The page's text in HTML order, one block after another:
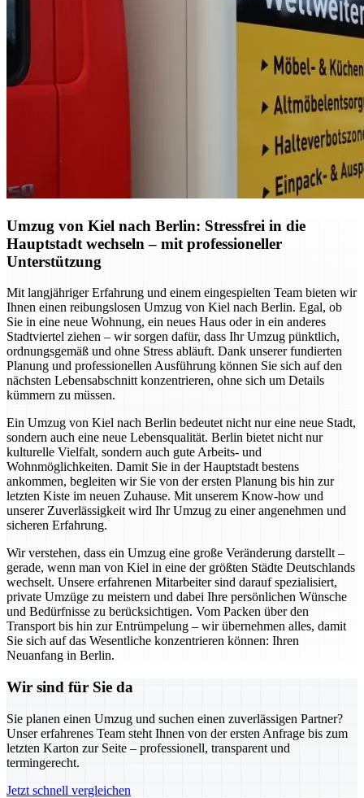
Umzug von Kiel nach Berlin: Stressfrei in die
Hauptstadt wechseln – mit professioneller
Unterstützung
Mit langjähriger Erfahrung und einem eingespielten Team bieten wir
Ihnen einen reibungslosen Umzug von Kiel nach Berlin. Egal, ob
Sie in eine neue Wohnung, ein neues Haus oder in ein anderes
Stadtviertel ziehen – wir sorgen dafür, dass Ihr Umzug pünktlich,
ordnungsgemäß und ohne Stress abläuft. Dank unserer fundierten
Planung und professionellen Ausführung können Sie sich auf den
nächsten Lebensabschnitt konzentrieren, ohne sich um Details
kümmern zu müssen.
Ein Umzug von Kiel nach Berlin bedeutet nicht nur eine neue Stadt,
sondern auch eine neue Lebensqualität. Berlin bietet nicht nur
kulturelle Vielfalt, sondern auch gute Arbeits- und
Wohnmöglichkeiten. Damit Sie in der Hauptstadt bestens
ankommen, begleiten wir Sie von der ersten Planung bis hin zur
letzten Kiste im neuen Zuhause. Mit unserem Know-how und
unserer Zuverlässigkeit wird Ihr Umzug zu einer angenehmen und
sicheren Erfahrung.
Wir verstehen, dass ein Umzug eine große Veränderung darstellt –
gerade, wenn man von Kiel in eine der größten Städte Deutschlands
wechselt. Unsere erfahrenen Mitarbeiter sind darauf spezialisiert,
private Umzüge zu meistern und dabei Ihre persönlichen Wünsche
und Bedürfnisse zu berücksichtigen. Vom Packen über den
Transport bis hin zur Entrümpelung – wir übernehmen alles, damit
Sie sich auf das Wesentliche konzentrieren können: Ihren
Neuanfang in Berlin.
Wir sind für Sie da
Sie planen einen Umzug und suchen einen zuverlässigen Partner?
Unser erfahrenes Team steht Ihnen von der ersten Anfrage bis zum
letzten Karton zur Seite – professionell, transparent und
termingerecht.
Jetzt schnell vergleichen